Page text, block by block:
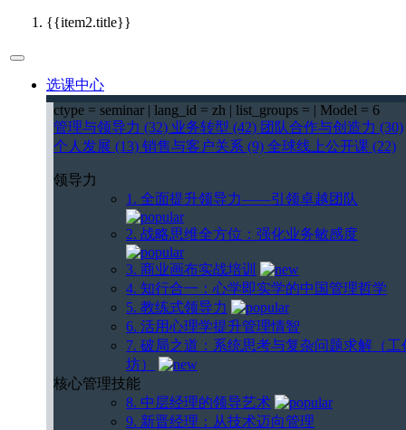
{{item2.title}}
选课中心
ctype = seminar | lang_id = zh | list_groups = | Model = 6
管理与领导力 (32) 业务转型 (42) 团队合作与创造力 (30)
个人发展 (13) 销售与客户关系 (9) 全球线上公开课 (22)
领导力
1. 全面提升领导力——引领卓越团队
2. 战略思维全方位：强化业务敏感度
3. 商业画布实战培训
4. 知行合一：心学即实学的中国管理哲学
5. 教练式领导力
6. 活用心理学提升管理情智
7. 破局之道：系统思考与复杂问题求解（工
坊）
核心管理技能
8. 中层经理的领导艺术
9. 新晋经理：从技术迈向管理